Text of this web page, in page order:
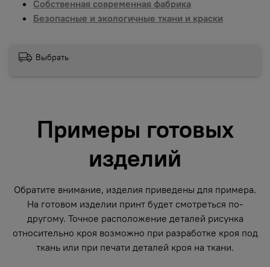
Собственная современная фабрика
Безопасные и экологичные ткани и краски
Выбрать
Примеры готовых
изделий
Обратите внимание, изделия приведены для примера.
На готовом изделии принт будет смотреться по-
другому. Точное расположение деталей рисунка
относительно кроя возможно при разработке кроя под
ткань или при печати деталей кроя на ткани.